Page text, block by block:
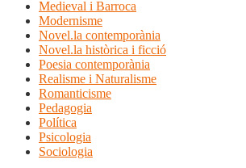
Medieval i Barroca
Modernisme
Novel.la contemporània
Novel.la històrica i ficció
Poesia contemporània
Realisme i Naturalisme
Romanticisme
Pedagogia
Política
Psicologia
Sociologia